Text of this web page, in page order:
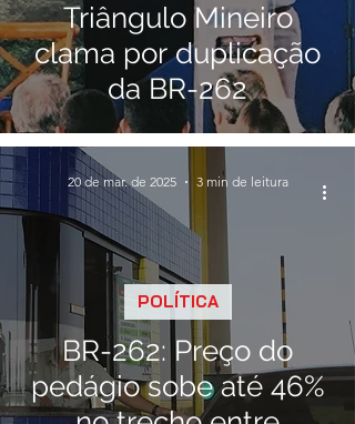
Triângulo Mineiro
clama por duplicação
da BR-262
BR-262: Preço do
pedágio sobe até 46%
POLÍTICA
20 de mar. de 2025 3 min de leitura